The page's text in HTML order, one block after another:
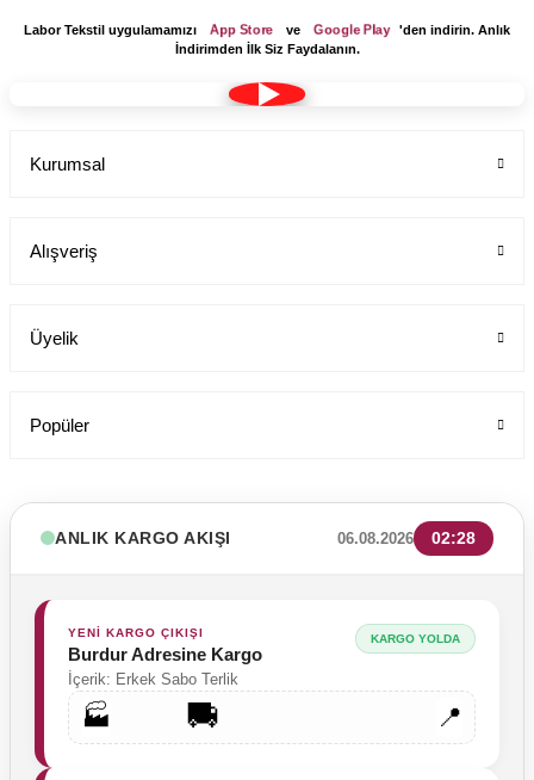
Labor Tekstil uygulamamızı App Store ve Google Play 'den indirin. Anlık
İndirimden İlk Siz Faydalanın.
Kurumsal
Alışveriş
Üyelik
Popüler
ANLIK KARGO AKIŞI 06.08.2026 02:28
YENİ KARGO ÇIKIŞI
Burdur Adresine Kargo
İçerik: Erkek Sabo Terlik
KARGO YOLDA
🏭 🚚 📍